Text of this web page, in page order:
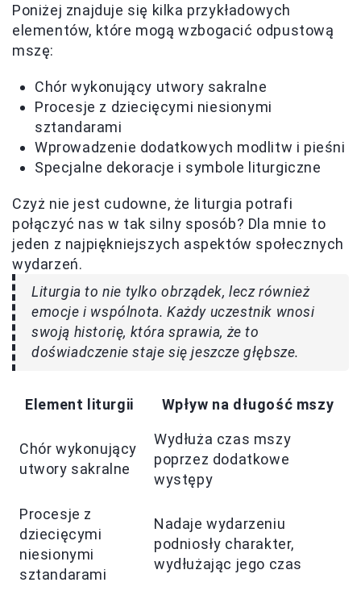
Poniżej znajduje się kilka przykładowych
elementów, które mogą wzbogacić odpustową
mszę:
Chór wykonujący utwory sakralne
Procesje z dziecięcymi niesionymi
sztandarami
Wprowadzenie dodatkowych modlitw i pieśni
Specjalne dekoracje i symbole liturgiczne
Czyż nie jest cudowne, że liturgia potrafi
połączyć nas w tak silny sposób? Dla mnie to
jeden z najpiękniejszych aspektów społecznych
wydarzeń.
Liturgia to nie tylko obrządek, lecz również
emocje i wspólnota. Każdy uczestnik wnosi
swoją historię, która sprawia, że to
doświadczenie staje się jeszcze głębsze.
Element liturgii Wpływ na długość mszy
Chór wykonujący
utwory sakralne
Wydłuża czas mszy
poprzez dodatkowe
występy
Procesje z
dziecięcymi
niesionymi
sztandarami
Nadaje wydarzeniu
podniosły charakter,
wydłużając jego czas